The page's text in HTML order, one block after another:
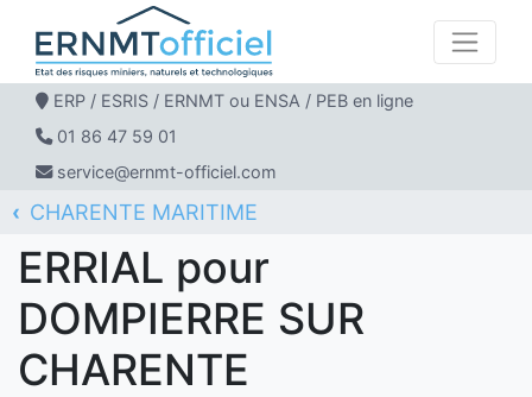
ERP / ESRIS / ERNMT ou ENSA / PEB en ligne
01 86 47 59 01
service@ernmt-officiel.com
ERNMT Officiel
ERRIAL
CHARENTE MARITIME
DOMPIERRE SUR CHARENTE
ERRIAL pour
DOMPIERRE SUR
CHARENTE